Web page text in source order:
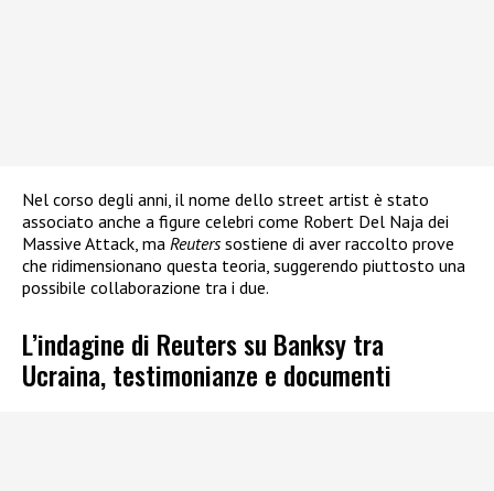
Nel corso degli anni, il nome dello street artist è stato
associato anche a figure celebri come Robert Del Naja dei
Massive Attack, ma Reuterssostiene di aver raccolto prove
che ridimensionano questa teoria, suggerendo piuttosto una
possibile collaborazione tra i due.
L’indagine di Reuters su Banksy tra
Ucraina, testimonianze e documenti